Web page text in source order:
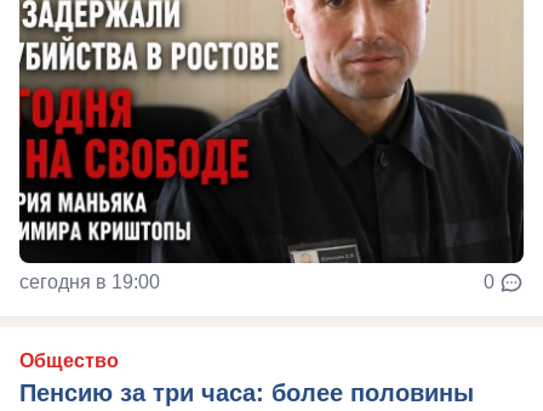
сегодня в 19:00 0
Общество
Пенсию за три часа: более половины